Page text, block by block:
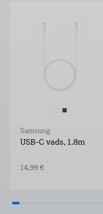
Samsung
USB-C vads, 1.8m
14,99 €